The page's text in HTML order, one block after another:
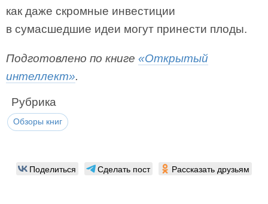
как даже скромные инвестиции
в сумасшедшие идеи могут принести плоды.
Подготовлено по книге «Открытый
интеллект».
Рубрика
Обзоры книг
Поделиться Сделать пост Рассказать друзьям